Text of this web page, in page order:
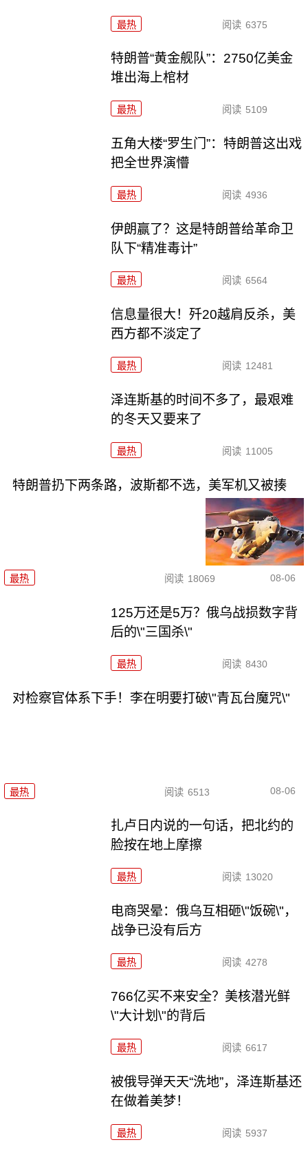
最热 阅读 6375
特朗普“黄金舰队”：2750亿美金
堆出海上棺材
最热 阅读 5109
五角大楼“罗生门”：特朗普这出戏
把全世界演懵
最热 阅读 4936
伊朗赢了？这是特朗普给革命卫
队下“精准毒计”
最热 阅读 6564
信息量很大！歼20越肩反杀，美
西方都不淡定了
最热 阅读 12481
泽连斯基的时间不多了，最艰难
的冬天又要来了
最热 阅读 11005
特朗普扔下两条路，波斯都不选，美军机又被揍
最热 阅读 18069 08-06
125万还是5万？俄乌战损数字背
后的\"三国杀\"
最热 阅读 8430
对检察官体系下手！李在明要打破\"青瓦台魔咒\"
最热 阅读 6513 08-06
扎卢日内说的一句话，把北约的
脸按在地上摩擦
最热 阅读 13020
电商哭晕：俄乌互相砸\"饭碗\"，
战争已没有后方
最热 阅读 4278
766亿买不来安全？美核潜光鲜
\"大计划\"的背后
最热 阅读 6617
被俄导弹天天“洗地”，泽连斯基还
在做着美梦！
最热 阅读 5937